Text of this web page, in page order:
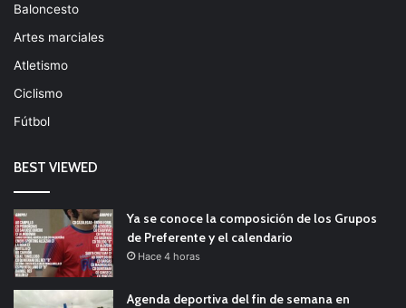
Baloncesto
Artes marciales
Atletismo
Ciclismo
Fútbol
BEST VIEWED
Ya se conoce la composición de los Grupos
de Preferente y el calendario
Hace 4 horas
Agenda deportiva del fin de semana en